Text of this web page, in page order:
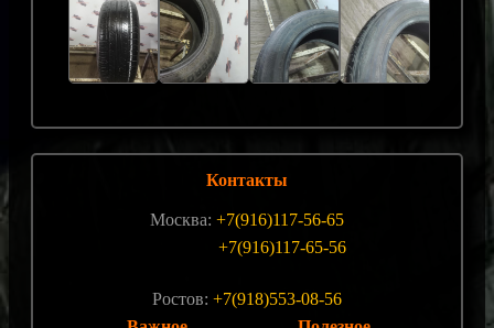
Контакты
Москва: +7(916)117-56-65
+7(916)117-65-56
Ростов: +7(918)553-08-56